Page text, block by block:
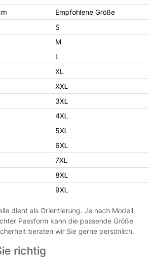
Empfohlene Größe
S
M
L
XL
XXL
3XL
4XL
5XL
6XL
7XL
8XL
9XL
dient als Orientierung. Je nach Modell,
Passform kann die passende Größe
beraten wir Sie gerne persönlich.
richtig